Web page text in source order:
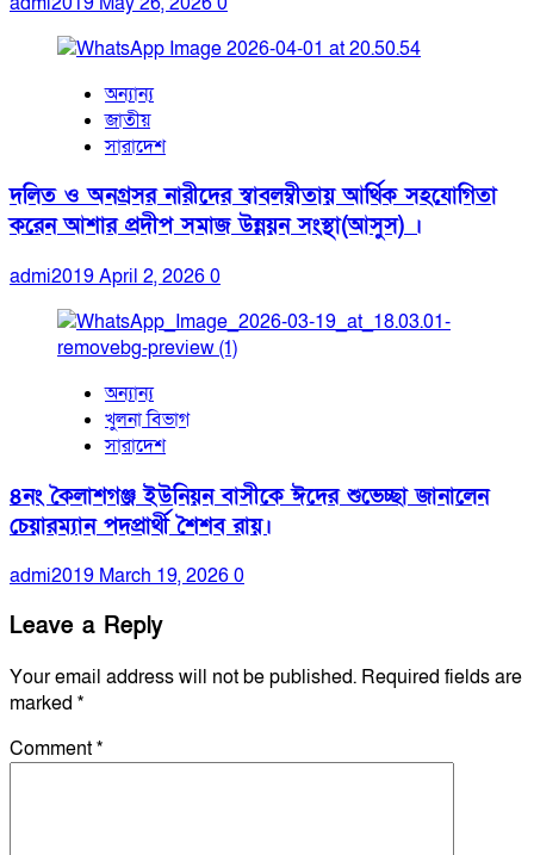
অন্যান্য
জাতীয়
সারাদেশ
দলিত ও অনগ্রসর নারীদের স্বাবলম্বীতায় আর্থিক সহযোগিতা
করেন আশার প্রদীপ সমাজ উন্নয়ন সংস্থা(আসুস) ।
admi2019April 2, 20260
অন্যান্য
খুলনা বিভাগ
সারাদেশ
৪নং কৈলাশগঞ্জ ইউনিয়ন বাসীকে ঈদের শুভেচ্ছা জানালেন
চেয়ারম্যান পদপ্রার্থী শৈশব রায়।
admi2019 March 19, 20260
Leave a Reply
Your email address will not be published. Required fields are
marked *
Comment*